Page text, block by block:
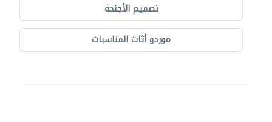
تصميم الأجنحة
موردو أثاث المناسبات